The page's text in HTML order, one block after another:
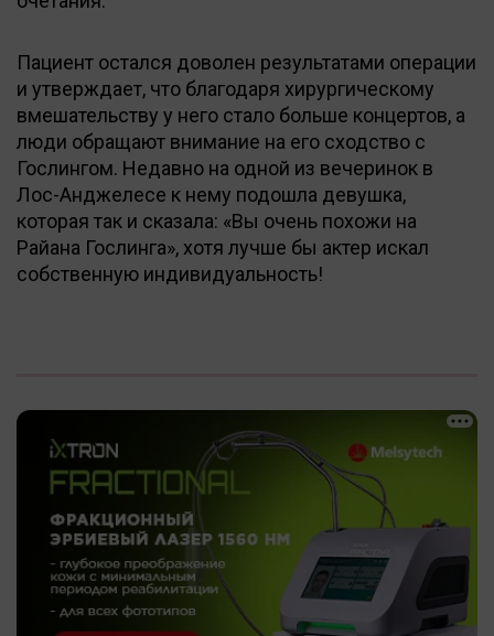
Пациент остался доволен результатами операции
и утверждает, что благодаря хирургическому
вмешательству у него стало больше концертов, а
люди обращают внимание на его сходство с
Гослингом. Недавно на одной из вечеринок в
Лос-Анджелесе к нему подошла девушка,
которая так и сказала: «Вы очень похожи на
Райана Гослинга», хотя лучше бы актер искал
собственную индивидуальность!